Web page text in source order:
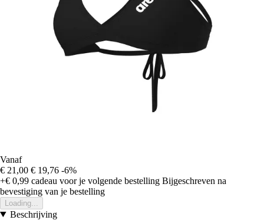
Vanaf
€ 21,00 € 19,76 -6%
+€ 0,99 cadeau voor je volgende bestelling Bijgeschreven na
bevestiging van je bestelling
Loading...
Beschrijving